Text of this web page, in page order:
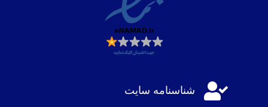
 شناسنامه سایت